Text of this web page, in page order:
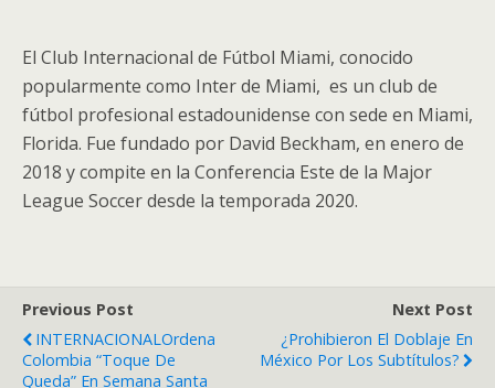
El Club Internacional de Fútbol Miami, conocido
popularmente como Inter de Miami, ​ es un club de
fútbol profesional estadounidense con sede en Miami,
Florida. Fue fundado por David Beckham, en enero de
2018​ y compite en la Conferencia Este de la Major
League Soccer desde la temporada 2020.
Previous Post
INTERNACIONALOrdena
Colombia “toque De
Queda” En Semana Santa
Next Post
¿Prohibieron El Doblaje En
México Por Los Subtítulos?